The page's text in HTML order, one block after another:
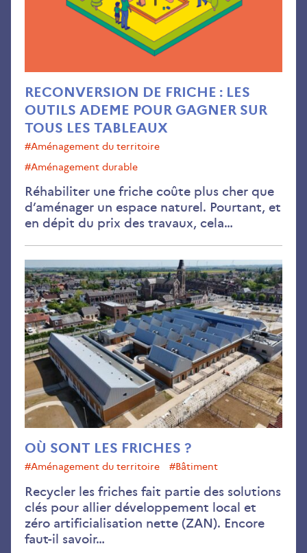
RECONVERSION DE FRICHE : LES
OUTILS ADEME POUR GAGNER SUR
TOUS LES TABLEAUX
#aménagement du territoire
#Aménagement durable
Réhabiliter une friche coûte plus cher que
d’aménager un espace naturel. Pourtant, et
en dépit du prix des travaux, cela…
OÙ SONT LES FRICHES ?
#aménagement du territoire #bâtiment
Recycler les friches fait partie des solutions
clés pour allier développement local et
zéro artificialisation nette (ZAN). Encore
faut-il savoir…
Où
les
?